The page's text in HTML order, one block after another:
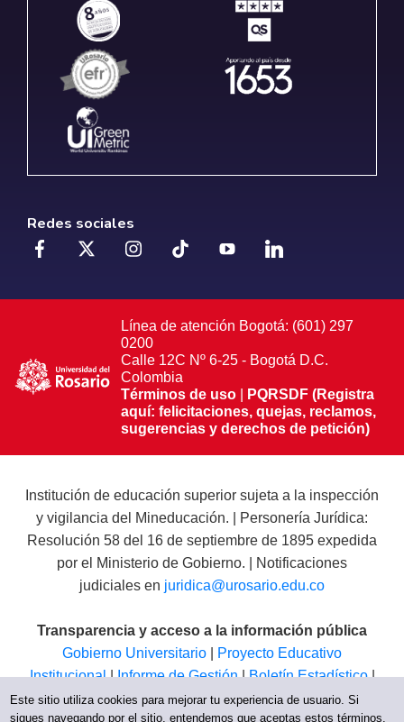
Redes sociales
Línea de atención Bogotá: (601) 297
0200
Calle 12C Nº 6-25 - Bogotá D.C.
Colombia
Términos de uso|
PQRSDF (Registra
aquí: felicitaciones, quejas, reclamos,
sugerencias y derechos de petición)
Institución de educación superior sujeta a la inspección
y vigilancia del Mineducación. | Personería Jurídica:
Resolución 58 del 16 de septiembre de 1895 expedida
por el Ministerio de Gobierno. | Notificaciones
judiciales en juridica@urosario.edu.co
Transparencia y acceso a la información pública
Gobierno Universitario
Proyecto Educativo
Institucional|Informe de Gestión|Boletín Estadístico|
Régimen Tributario| Estados Financieros|Código de
Este sitio utiliza cookies para mejorar tu experiencia de usuario. Si
sigues navegando por el sitio, entendemos que aceptas estos términos.